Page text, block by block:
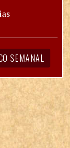
SEMANAL